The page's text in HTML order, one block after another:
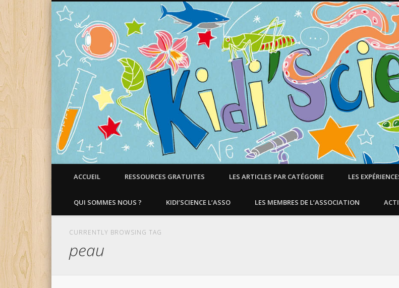
Faire aimer les Sciences aux Enfants !
ACCUEIL RESSOURCES GRATUITES LES ARTICLES PAR CATÉGORIE LES
QUI SOMMES NOUS ? KIDI’SCIENCE L’ASSO LES MEMBRES DE L’ASSOCIATION
CURRENTLY BROWSING TAG
peau